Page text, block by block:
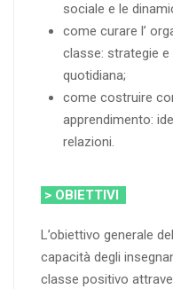
sociale e le
come curare l’
classe: strategie
quotidiana;
come costruire
apprendimento:
relazioni.
> OBIETTIVI
L’obiettivo generale
capacità degli
classe positivo